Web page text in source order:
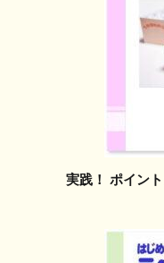
実践！ ポイン